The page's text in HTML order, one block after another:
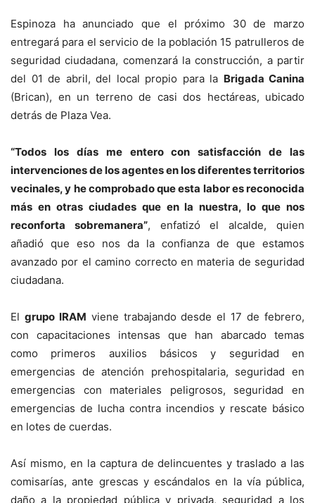
Espinoza ha anunciado que el próximo 30 de marzo
entregará para el servicio de la población 15 patrulleros de
seguridad ciudadana, comenzará la construcción, a partir
del 01 de abril, del local propio para la Brigada Canina
(Brican), en un terreno de casi dos hectáreas, ubicado
detrás de Plaza Vea.
“Todos los días me entero con satisfacción de las
intervenciones de los agentes en los diferentes territorios
vecinales, y he comprobado que esta labor es reconocida
más en otras ciudades que en la nuestra, lo que nos
reconforta sobremanera”, enfatizó el alcalde, quien
añadió que eso nos da la confianza de que estamos
avanzado por el camino correcto en materia de seguridad
ciudadana.
El grupo IRAM viene trabajando desde el 17 de febrero,
con capacitaciones intensas que han abarcado temas
como primeros auxilios básicos y seguridad en
emergencias de atención prehospitalaria, seguridad en
emergencias con materiales peligrosos, seguridad en
emergencias de lucha contra incendios y rescate básico
en lotes de cuerdas.
Así mismo, en la captura de delincuentes y traslado a las
comisarías, ante grescas y escándalos en la vía pública,
daño a la propiedad pública y privada, seguridad a los